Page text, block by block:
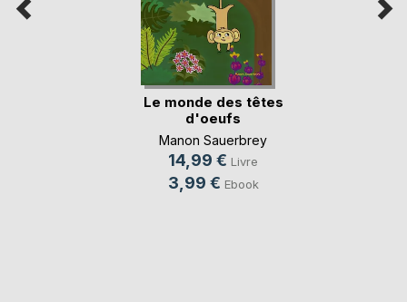
Le monde des têtes
d'oeufs
Manon Sauerbrey
14,99 € Livre
3,99 € Ebook